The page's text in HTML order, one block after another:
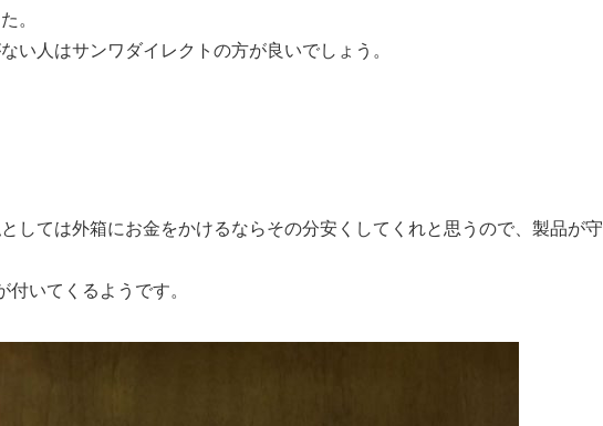
。
い人はサンワダイレクトの方が良いでしょう。
しては外箱にお金をかけるならその分安くしてくれと思うので、製品が守
いてくるようです。